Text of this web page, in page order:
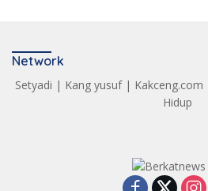
Network
Setyadi | Kang yusuf| Kakceng.com
Hidup